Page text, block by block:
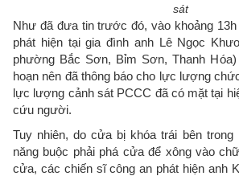
sát
Như đã đưa tin trước đó, vào khoảng
phát hiện tại gia đình anh Lê Ngọc
phường Bắc Sơn, Bỉm Sơn, Thanh
hoạn nên đã thông báo cho lực lượng
lực lượng cảnh sát PCCC đã có mặt tại
cứu người.
Tuy nhiên, do cửa bị khóa trái bên
năng buộc phải phá cửa để xông vào
cửa, các chiến sĩ công an phát hiện anh